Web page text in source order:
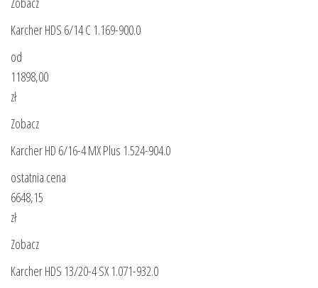
Karcher HDS 6/14 C 1.169-900.0
od
11898,00
zł
Zobacz
Karcher HD 6/16-4 MX Plus 1.524-904.0
ostatnia cena
6648,15
zł
Zobacz
Karcher HDS 13/20-4 SX 1.071-932.0